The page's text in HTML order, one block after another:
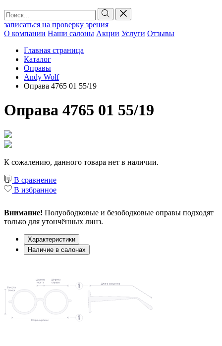
записаться на проверку зрения
О компании Наши салоны Акции Услуги Отзывы
Главная страница
Каталог
Оправы
Andy Wolf
Оправа 4765 01 55/19
Оправа 4765 01 55/19
К сожалению, данного товара нет в наличии.
В сравнение
В избранное
Внимание! Полуободковые и безободковые оправы подходят
только для утончённых линз.
Характеристики
Наличие в салонах